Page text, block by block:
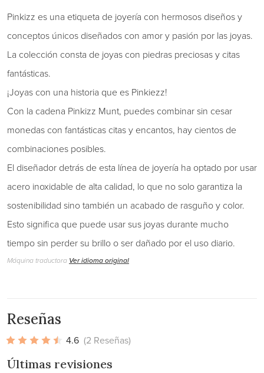
Pinkizz es una etiqueta de joyería con hermosos diseños y
conceptos únicos diseñados con amor y pasión por las joyas.
La colección consta de joyas con piedras preciosas y citas
fantásticas.
¡Joyas con una historia que es Pinkiezz!
Con la cadena Pinkizz Munt, puedes combinar sin cesar
monedas con fantásticas citas y encantos, hay cientos de
combinaciones posibles.
El diseñador detrás de esta línea de joyería ha optado por usar
acero inoxidable de alta calidad, lo que no solo garantiza la
sostenibilidad sino también un acabado de rasguño y color.
Esto significa que puede usar sus joyas durante mucho
tiempo sin perder su brillo o ser dañado por el uso diario.
Máquina traductora Ver idioma original
Reseñas
4.6 (2 Reseñas)
Últimas revisiones